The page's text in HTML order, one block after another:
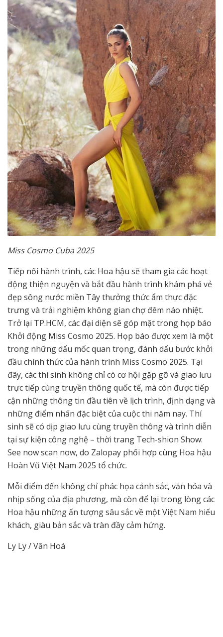
Miss Cosmo Cuba 2025
Tiếp nối hành trình, các Hoa hậu sẽ tham gia các hoạt
động thiện nguyện và bắt đầu hành trình khám phá vẻ
đẹp sông nước miền Tây thưởng thức ẩm thực đặc
trưng và trải nghiệm không gian chợ đêm náo nhiệt.
Trở lại TP.HCM, các đại diện sẽ góp mặt trong họp báo
Khởi động Miss Cosmo 2025. Họp báo được xem là một
trong những dấu mốc quan trọng, đánh dấu bước khởi
đầu chính thức của hành trình Miss Cosmo 2025. Tại
đây, các thí sinh không chỉ có cơ hội gặp gỡ và giao lưu
trực tiếp cùng truyền thông quốc tế, mà còn được tiếp
cận những thông tin đầu tiên về lịch trình, định dạng và
những điểm nhấn đặc biệt của cuộc thi năm nay. Thí
sinh sẽ có dịp giao lưu cùng truyền thông và trình diễn
tại sự kiện công nghệ – thời trang Tech-shion Show:
See now scan now, do Zalopay phối hợp cùng Hoa hậu
Hoàn Vũ Việt Nam 2025 tổ chức.
Mỗi điểm đến không chỉ phác họa cảnh sắc, văn hóa và
nhịp sống của địa phương, mà còn để lại trong lòng các
Hoa hậu những ấn tượng sâu sắc về một Việt Nam hiếu
khách, giàu bản sắc và tràn đầy cảm hứng.
Ly Ly / Văn Hoá